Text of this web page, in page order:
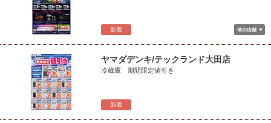
新着
新着
ヤマダデンキ/テックランド大田店
冷蔵庫 期間限定値引き